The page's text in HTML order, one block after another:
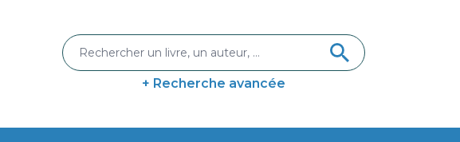
+ Recherche avancée